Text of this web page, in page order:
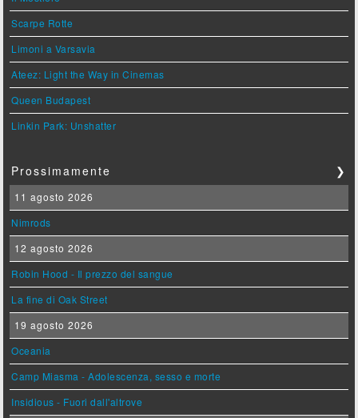
Scarpe Rotte
Limoni a Varsavia
Ateez: Light the Way in Cinemas
Queen Budapest
Linkin Park: Unshatter
Prossimamente ❯
11 agosto 2026
Nimrods
12 agosto 2026
Robin Hood - Il prezzo del sangue
La fine di Oak Street
19 agosto 2026
Oceania
Camp Miasma - Adolescenza, sesso e morte
Insidious - Fuori dall'altrove